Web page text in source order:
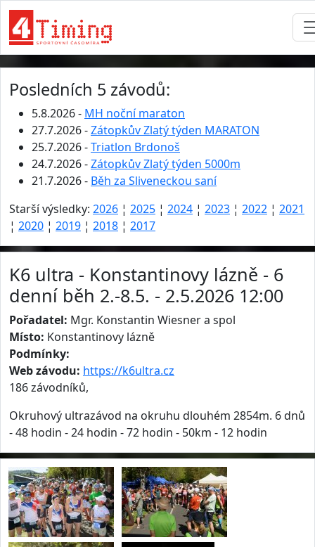
Posledních 5 závodů:
5.8.2026 - MH noční maraton
27.7.2026 -Zátopkův Zlatý týden MARATON
25.7.2026 -Triatlon Brdonoš
24.7.2026 -Zátopkův Zlatý týden 5000m
21.7.2026 - Běh za Sliveneckou saní
Starší výsledky: 2026 ¦ 2025 ¦ 2024 ¦ 2023 ¦ 2022 ¦ 2021
¦ 2020 ¦ 2019 ¦ 2018 ¦ 2017
K6 ultra - Konstantinovy lázně - 6
denní běh 2.-8.5. - 2.5.2026 12:00
Pořadatel: Mgr. Konstantin Wiesner a spol
Místo: Konstantinovy lázně
Podmínky:
Web závodu: https://k6ultra.cz
186 závodníků,
Okruhový ultrazávod na okruhu dlouhém 2854m. 6 dnů
- 48 hodin - 24 hodin - 72 hodin - 50km - 12 hodin